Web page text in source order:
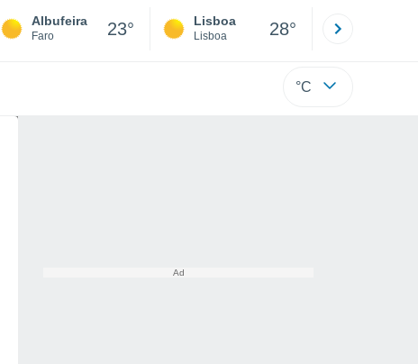
Albufeira
Faro 23° Lisboa
Lisboa 28°
°C